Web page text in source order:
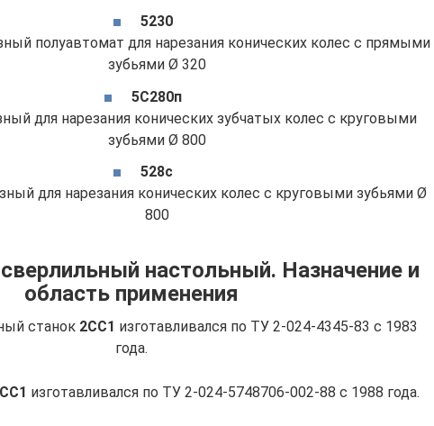
5230
полуавтомат для нарезания конических колес с прямыми
зубьями Ø 320
5С280п
для нарезания конических зубчатых колес с круговыми
зубьями Ø 800
528с
для нарезания конических колес с круговыми зубьями Ø
800
настольный. Назначение и
область применения
станок 2СС1 изготавливался по ТУ 2-024-4345-83 с 1983
года.
изготавливался по ТУ 2-024-5748706-002-88 с 1988 года.